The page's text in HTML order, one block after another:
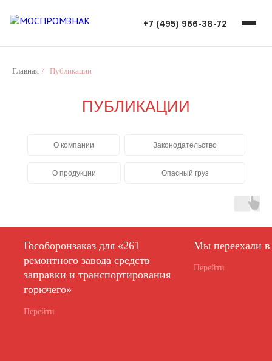
+7 (495) 966-38-72
Главная / Публикации
ПУБЛИКАЦИИ
Опасный груз
О продукции
Законодательство
О компании
Гособоронзаказ для «261
ремонтного завода средств
заправки и транспортирования
горючего»
Перейти
Мы переехали
Перейти